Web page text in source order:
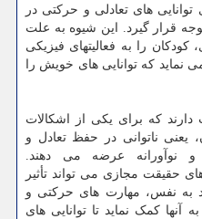
های تعادلی و حرکتی در
قرار گیرد. این شیوه به علت
را به فعالیتهای فیزیکی
نماید که توانایی های خویش را
که برای یکی از اشکالات
یعنی ناتوانی در حفظ تعادل و
عرضه می دهند.
حقیقت مجازی می تواند تأثیر
به نفس، مهارت های حرکتی و
آنها کمک نماید تا توانایی های